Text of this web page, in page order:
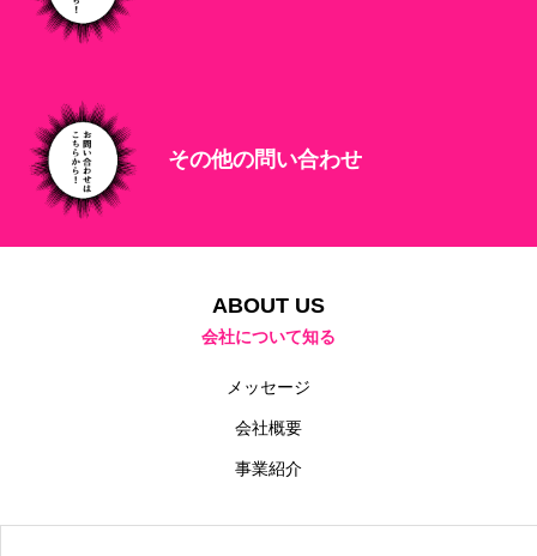
その他の問い合わせ
ABOUT US
会社について知る
メッセージ
会社概要
事業紹介